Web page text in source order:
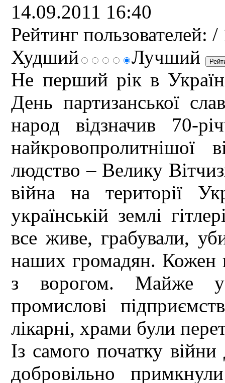
14.09.2011 16:40
Рейтинг пользователей: /
Худший
Лучший
Не перший рік в
День партизанської
народ відзначив 70-
людство – Велику
війна на території
українській землі
все живе, грабували,
наших громадян. Кожен
з ворогом. Майже
промислові
лікарні, храми були
Із самого початку війни
добровільно